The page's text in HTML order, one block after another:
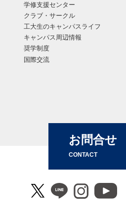
学修支援センター
クラブ・サークル
工大生のキャンパスライフ
キャンパス周辺情報
奨学制度
国際交流
お問合せ
CONTACT